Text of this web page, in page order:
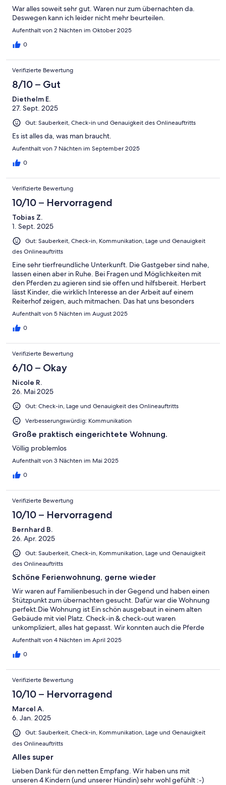
War alles soweit sehr gut. Waren nur zum übernachten da.
Deswegen kann ich leider nicht mehr beurteilen.
Aufenthalt von 2 Nächten im Oktober 2025
0
Verifizierte Bewertung
8/10 – Gut
Diethelm E.
27. Sept. 2025
Gut: Sauberkeit, Check-in und Genauigkeit des Onlineauftritts
Es ist alles da, was man braucht.
Aufenthalt von 7 Nächten im September 2025
0
Verifizierte Bewertung
10/10 – Hervorragend
Tobias Z.
1. Sept. 2025
Gut: Sauberkeit, Check-in, Kommunikation, Lage und Genauigkeit
des Onlineauftritts
Eine sehr tierfreundliche Unterkunft. Die Gastgeber sind nahe,
lassen einen aber in Ruhe. Bei Fragen und Möglichkeiten mit
den Pferden zu agieren sind sie offen und hilfsbereit. Herbert
lässt Kinder, die wirklich Interesse an der Arbeit auf einem
Reiterhof zeigen, auch mitmachen. Das hat uns besonders
gefallen. Für Allergiker stellt die Unterkunft eine
Aufenthalt von 5 Nächten im August 2025
0
Verifizierte Bewertung
6/10 – Okay
Nicole R.
26. Mai 2025
Gut: Check-in, Lage und Genauigkeit des Onlineauftritts
Verbesserungswürdig: Kommunikation
Große praktisch eingerichtete Wohnung.
Völlig problemlos
Aufenthalt von 3 Nächten im Mai 2025
0
Verifizierte Bewertung
10/10 – Hervorragend
Bernhard B.
26. Apr. 2025
Gut: Sauberkeit, Check-in, Kommunikation, Lage und Genauigkeit
des Onlineauftritts
Schöne Ferienwohnung, gerne wieder
Wir waren auf Familienbesuch in der Gegend und haben einen
Stützpunkt zum übernachten gesucht. Dafür war die Wohnung
perfekt.Die Wohnung ist Ein schön ausgebaut in einem alten
Gebäude mit viel Platz. Check-in & check-out waren
unkompliziert, alles hat gepasst. Wir konnten auch die Pferde
besuchen.Wir werden gerne wiederkommen.
Aufenthalt von 4 Nächten im April 2025
0
Verifizierte Bewertung
10/10 – Hervorragend
Marcel A.
6. Jan. 2025
Gut: Sauberkeit, Check-in, Kommunikation, Lage und Genauigkeit
des Onlineauftritts
Alles super
Lieben Dank für den netten Empfang. Wir haben uns mit
unseren 4 Kindern (und unserer Hündin) sehr wohl gefühlt :-)